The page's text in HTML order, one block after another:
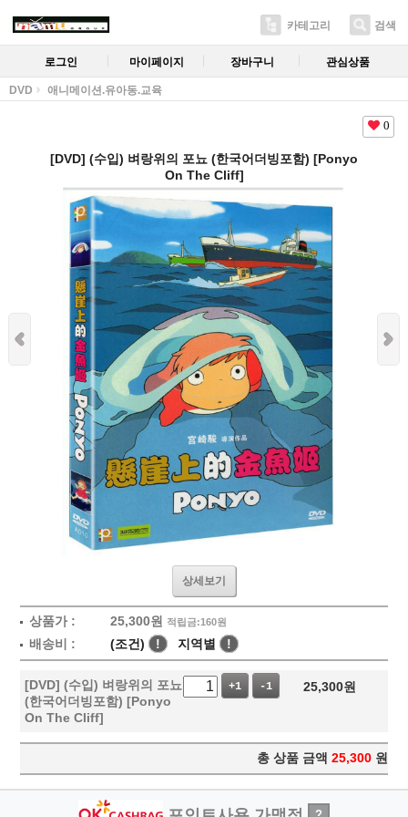
카테고리 검색
로그인 마이페이지 장바구니 관심상품
DVD 애니메이션.유아동.교육
0
[DVD] (수입) 벼랑위의 포뇨 (한국어더빙포함) [Ponyo
On The Cliff]
상세보기
상품가 : 25,300원 적립금:160원
배송비 : (조건) ! 지역별 !
[DVD] (수입) 벼랑위의 포뇨
(한국어더빙포함) [Ponyo
On The Cliff]
+1 -1 25,300원
총 상품 금액 25,300 원